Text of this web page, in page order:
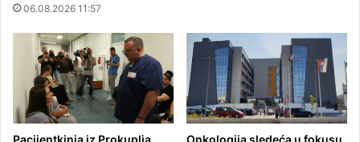
06.08.2026 11:57
Pacijentkinja iz Prokuplja
Onkologija sledeća u fokusu